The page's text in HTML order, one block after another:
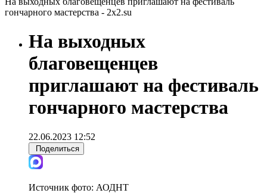
гончарного мастерства - 2x2.su
На выходных
благовещенцев
приглашают на фестиваль
гончарного мастерства
22.06.2023 12:52
Поделиться
Источник фото: АОДНТ